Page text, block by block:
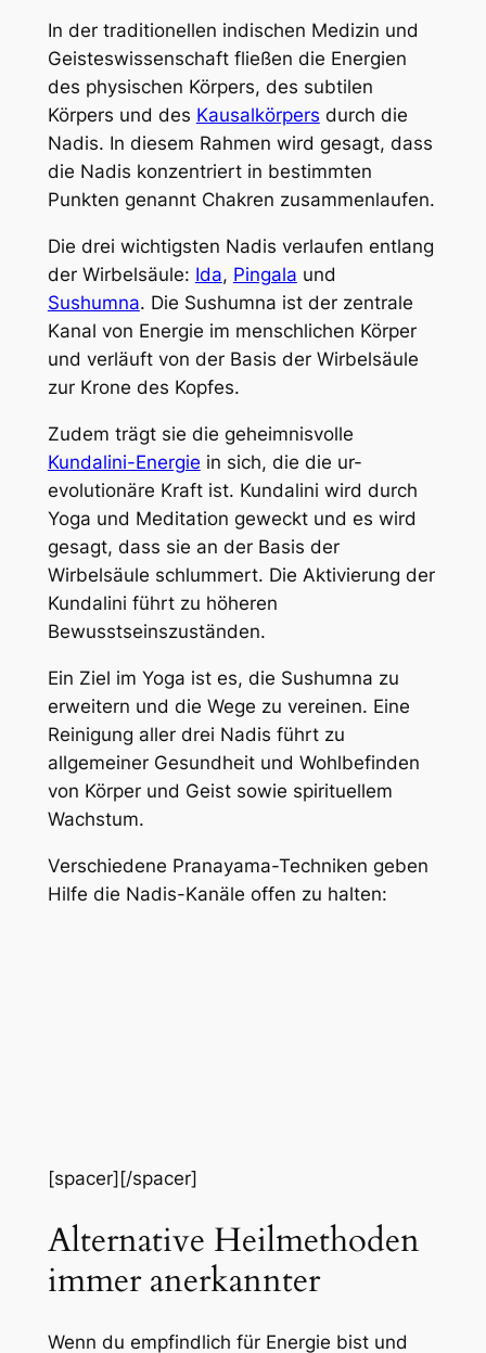
In der traditionellen indischen Medizin und
Geisteswissenschaft fließen die Energien
des physischen Körpers, des subtilen
Körpers und des Kausalkörpers durch die
Nadis. In diesem Rahmen wird gesagt, dass
die Nadis konzentriert in bestimmten
Punkten genannt Chakren zusammenlaufen.
Die drei wichtigsten Nadis verlaufen entlang
der Wirbelsäule: Ida, Pingala und
Sushumna. Die Sushumna ist der zentrale
Kanal von Energie im menschlichen Körper
und verläuft von der Basis der Wirbelsäule
zur Krone des Kopfes.
Zudem trägt sie die geheimnisvolle
Kundalini-Energie in sich, die die ur-
evolutionäre Kraft ist. Kundalini wird durch
Yoga und Meditation geweckt und es wird
gesagt, dass sie an der Basis der
Wirbelsäule schlummert. Die Aktivierung der
Kundalini führt zu höheren
Bewusstseinszuständen.
Ein Ziel im Yoga ist es, die Sushumna zu
erweitern und die Wege zu vereinen. Eine
Reinigung aller drei Nadis führt zu
allgemeiner Gesundheit und Wohlbefinden
von Körper und Geist sowie spirituellem
Wachstum.
Verschiedene Pranayama-Techniken geben
Hilfe die Nadis-Kanäle offen zu halten:
[spacer][/spacer]
Alternative Heilmethoden
immer anerkannter
Wenn du empfindlich für Energie bist und